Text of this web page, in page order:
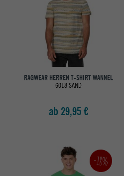
RAGWEAR HERREN T-SHIRT WANNEL
6018 SAND
ab 29,95 €
-18%